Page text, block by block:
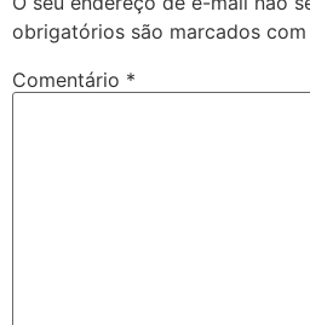
obrigatórios são marcados com
Comentário *